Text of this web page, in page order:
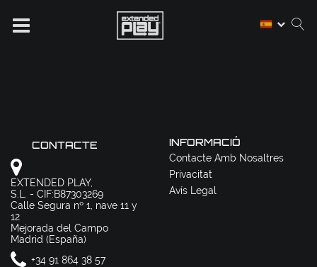
CONTACTE
EXTENDED PLAY,
S.L. - CIF:B87303269
Calle Segura nº 1, nave 11 y
12
Mejorada del Campo
Madrid (España)
+34 91 864 38 57
INFORMACIÓ
Contacte Amb Nosaltres
Privacitat
Avís Legal